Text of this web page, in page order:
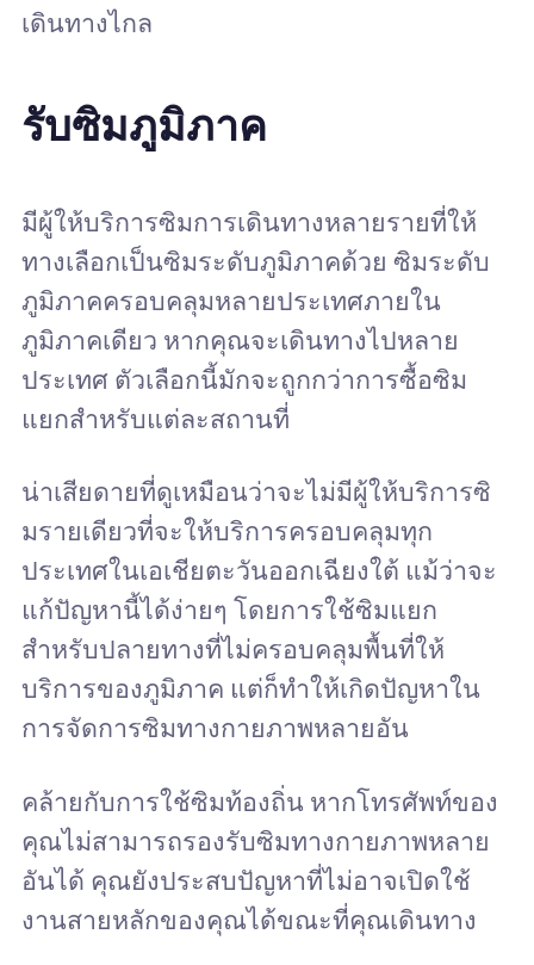
เดินทางไกล
รับซิมภูมิภาค
มีผู้ให้บริการซิมการเดินทางหลายรายที่ให้
ทางเลือกเป็นซิมระดับภูมิภาคด้วย ซิมระดับ
ภูมิภาคครอบคลุมหลายประเทศภายใน
ภูมิภาคเดียว หากคุณจะเดินทางไปหลาย
ประเทศ ตัวเลือกนี้มักจะถูกกว่าการซื้อซิม
แยกสำหรับแต่ละสถานที่
น่าเสียดายที่ดูเหมือนว่าจะไม่มีผู้ให้บริการซิ
มรายเดียวที่จะให้บริการครอบคลุมทุก
ประเทศในเอเชียตะวันออกเฉียงใต้ แม้ว่าจะ
แก้ปัญหานี้ได้ง่ายๆ โดยการใช้ซิมแยก
สำหรับปลายทางที่ไม่ครอบคลุมพื้นที่ให้
บริการของภูมิภาค แต่ก็ทำให้เกิดปัญหาใน
การจัดการซิมทางกายภาพหลายอัน
คล้ายกับการใช้ซิมท้องถิ่น หากโทรศัพท์ของ
คุณไม่สามารถรองรับซิมทางกายภาพหลาย
อันได้ คุณยังประสบปัญหาที่ไม่อาจเปิดใช้
งานสายหลักของคุณได้ขณะที่คุณเดินทาง